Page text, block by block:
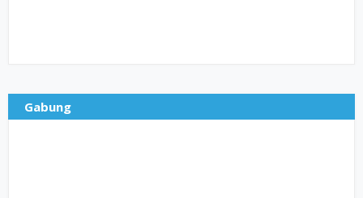
Gabung